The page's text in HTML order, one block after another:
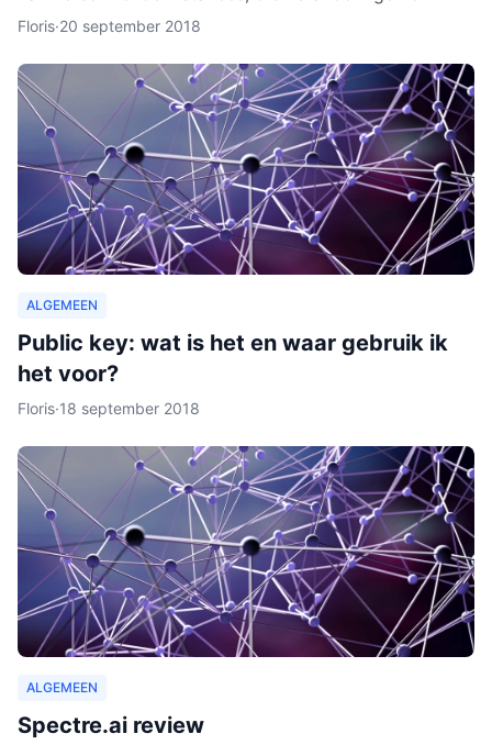
activiteiten in het netwerk noteren. Een orakel is erg
Floris·20 september 2018
ALGEMEEN
Public key: wat is het en waar gebruik ik
het voor?
Floris·18 september 2018
ALGEMEEN
Spectre.ai review